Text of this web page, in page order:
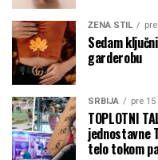
ŽENA STIL
Sedam
garderobu
SRBIJA pre 15
TOPLOTNI
jednostavne
telo tokom